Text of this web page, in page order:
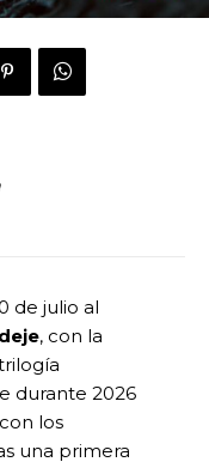
de julio al
, con la
durante 2026
los
una primera